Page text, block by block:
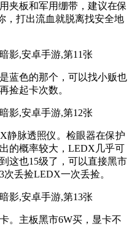
夹板和军用绷带，建议在保
，打出流血就脱离找安全地
蓝色的那个，可以找小贩也
捡起卡次数。
静脉透照仪。检眼器在保护
的概率较大，LEDX几乎可
这也15级了，可以直接黑市
丢捡LEDX一次丢捡。
。主板黑市6W买，显卡不